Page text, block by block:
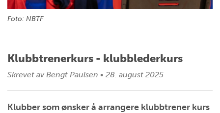
Foto: NBTF
Klubbtrenerkurs - klubblederkurs
Skrevet av Bengt Paulsen • 28. august 2025
Klubber som ønsker å arrangere klubbtrener kurs